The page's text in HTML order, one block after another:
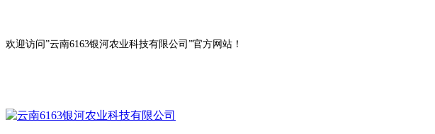
欢迎访问”云南6163银河农业科技有限公司”官方网站！